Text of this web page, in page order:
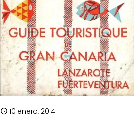
10 enero, 2014